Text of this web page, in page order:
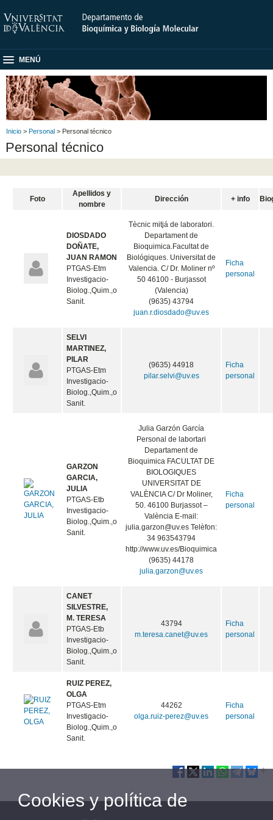
MENÚ
Inicio > Personal > Personal técnico
Personal técnico
Foto
Apellidos y
nombre
Dirección + info
DIOSDADO
DOÑATE,
JUAN RAMON
PTGAS-Etm
Investigacio-
Biolog.,Quim.,o
Sanit.
Tècnic mitjá de laboratori.
Departament de
Bioquimica.Facultat de
Biológiques. Universitat de
Valencia. C/ Dr. Moliner nº
50 46100 - Burjassot
(Valencia)
(9635) 43794
juan.r.diosdado@uv.es
Ficha
personal
SELVI
MARTINEZ,
PILAR
PTGAS-Etm
Investigacio-
Biolog.,Quim.,o
Sanit.
(9635) 44918
pilar.selvi@uv.es
Ficha
personal
GARZON
GARCIA,
JULIA
PTGAS-Etb
Investigacio-
Biolog.,Quim.,o
Sanit.
Julia Garzón García
Personal de labortari
Departament de
Bioquimica FACULTAT DE
BIOLOGIQUES
UNIVERSITAT DE
VALÈNCIA C/ Dr Moliner,
50. 46100 Burjassot –
València E-mail:
julia.garzon@uv.es Telèfon:
34 963543794
http://www.uv.es/Bioquimica
(9635) 44178
julia.garzon@uv.es
Ficha
personal
CANET
SILVESTRE,
M. TERESA
PTGAS-Etb
Investigacio-
Biolog.,Quim.,o
Sanit.
43794
m.teresa.canet@uv.es
Ficha
personal
RUIZ PEREZ,
OLGA
PTGAS-Etm
Investigacio-
Biolog.,Quim.,o
Sanit.
44262
olga.ruiz-perez@uv.es
Ficha
personal
Cookies y política de